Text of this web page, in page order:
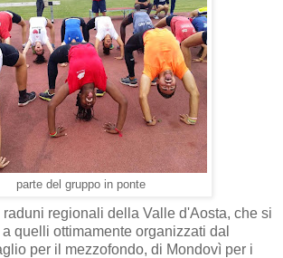
parte del gruppo in ponte
regionali della Valle d'Aosta, che si
quelli ottimamente organizzati dal
per il mezzofondo, di Mondovì per i